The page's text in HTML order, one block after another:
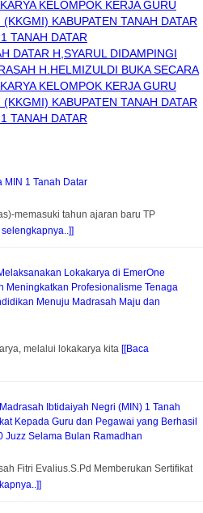
DATAR H,SYARUL DIDAMPINGI
H.HELMIZULDI BUKA SECARA
KELOMPOK KERJA GURU
KABUPATEN TANAH DATAR
TANAH DATAR
MIN 1 Tanah Datar
memasuki tahun ajaran baru TP
Lokakarya di EmerOne
Meningkatkan Profesionalisme Tenaga
Menuju Madrasah Maju dan
melalui lokakarya kita [[Baca
Ibtidaiyah Negri (MIN) 1 Tanah
Kepada Guru dan Pegawai yang Berhasil
Juzz Selama Bulan Ramadhan
Fitri Evalius.S.Pd Memberukan Sertifikat